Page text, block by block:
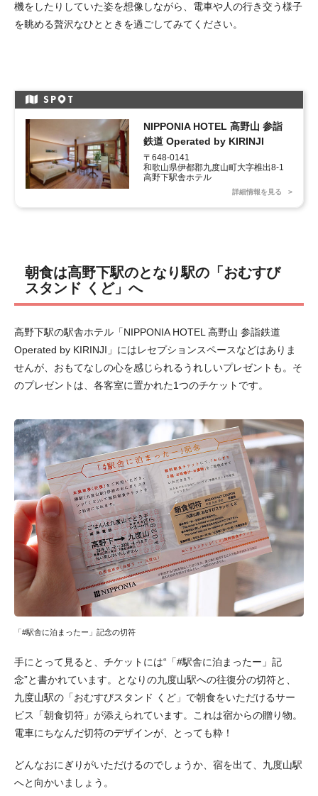
機をしたりしていた姿を想像しながら、電車や人の行き交う様子
を眺める贅沢なひとときを過ごしてみてください。
SP T
NIPPONIA HOTEL 高野山 参詣
鉄道 Operated by KIRINJI
〒648-0141
和歌山県伊都郡九度山町大字椎出8-1
高野下駅舎ホテル
詳細情報を見る
朝食は高野下駅のとなり駅の「おむすび
スタンド くど」へ
高野下駅の駅舎ホテル「NIPPONIA HOTEL 高野山 参詣鉄道
Operated by KIRINJI」にはレセプションスペースなどはありま
せんが、おもてなしの心を感じられるうれしいプレゼントも。そ
のプレゼントは、各客室に置かれた1つのチケットです。
「#駅舎に泊まったー」記念の切符
手にとって見ると、チケットには“「#駅舎に泊まったー」記
念”と書かれています。となりの九度山駅への往復分の切符と、
九度山駅の「おむすびスタンド くど」で朝食をいただけるサー
ビス「朝食切符」が添えられています。これは宿からの贈り物。
電車にちなんだ切符のデザインが、とっても粋！
どんなおにぎりがいただけるのでしょうか、宿を出て、九度山駅
へと向かいましょう。